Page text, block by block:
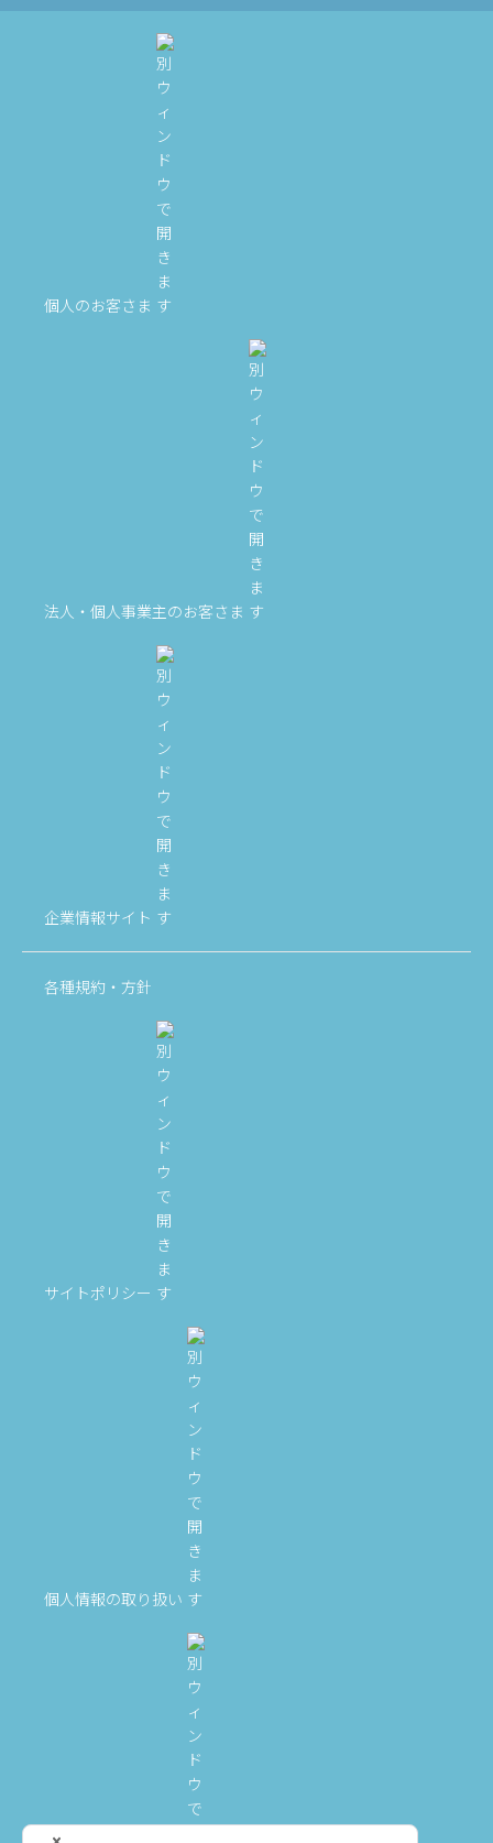
個人のお客さま
法人・個人事業主のお客さま
企業情報サイト
各種規約・方針
サイトポリシー
個人情報の取り扱い